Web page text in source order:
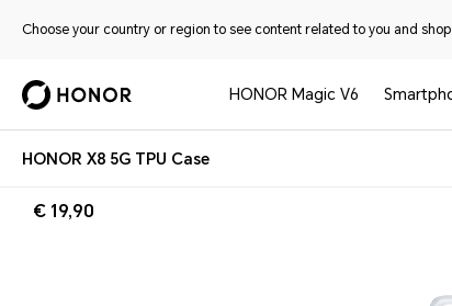
Choose your country or region to see content related to you and
HONOR Magic V6
HONOR X8 5G TPU Case
€ 19,90